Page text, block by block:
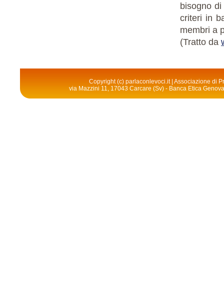
bisogno
criteri in
membri a
(Tratto da
Copyright (c) parlaconlevoci.it | Associazione di
via Mazzini 11, 17043 Carcare (Sv) - Banca Etica